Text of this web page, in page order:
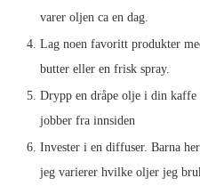
varer oljen ca en dag.
Lag noen favoritt produkter
butter eller en frisk spray.
Drypp en dråpe olje i din kaffe
jobber fra innsiden
Invester i en diffuser. Barna
jeg varierer hvilke oljer jeg